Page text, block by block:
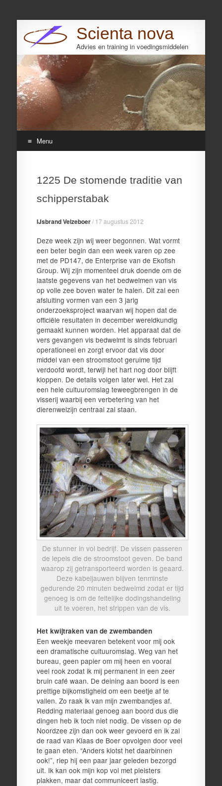
Scienta nova
Advies en training in voedingsmiddelen
Search
Menu
content1225 De stomende traditie van
schipperstabak
IJsbrand Velzeboer/ 17 augustus 2012
Deze week zijn wij weer begonnen. Wat vormt
een beter begin dan een week varen op zee
met de PD147, de Enterprise van de Ekofish
Group. Wij zijn momenteel druk doende om de
laatste gegevens van het bedwelmen van vis
op volle zee boven water te halen. Dit zal een
afsluiting vormen van een 3 jarig
onderzoeksproject waarvan wij hopen dat de
officiële resultaten in december wereldkundig
gemaakt kunnen worden. Het apparaat dat de
vers gevangen vis bedwelmt is sinds februari
operationeel en zorgt ervoor dat vis door
middel van een stroomstoot geruime tijd
verdoofd wordt, terwijl het hart nog door blijft
kloppen. De details volgen later wel. Het zal
een hele cultuuromslag teweegbrengen in de
visserij waarbij een verbetering van het
dierenwelzijn centraal zal staan.
De stunner in vol bedrijf. De vissen passeren
de lepels die de stroomstoot geven. De band
waarop zij getransporteerd worden is geaard.
Deze kabeljauwen blijven tenminste
gedurende 20 minuten bedwelmd zodat er tijd
genoeg is om de feitelijke dodingshandeling
uit te voeren, het strippen van de vis.
Het kwijtraken van de zwembanden
Een weekje meevaren betekent voor mij ook
een dramatische cultuuromslag. Weg van het
bureau, geen papier om mij heen en vooral
veel rook zodat ik mij permanent in een zeer
bruin café waan. De deining aan boord is een
prettige bijkomstigheid om een beetje af te
vallen. Zo raak ik van mijn zwembandjes af.
Redding materiaal genoeg aan boord dus die
dingen heb ik toch niet nodig. De vissen op de
Noordzee zijn dan ook weer gevoerd en ik zal
de raad van Klaas de Boer opvolgen door veel
te gaan eten. “Anders klotst het daarbinnen
ook!”, riep hij een paar jaar geleden bezorgd
uit. Ik kan ook mijn kop vol met pleisters
plakken, maar dat communiceert lastig.